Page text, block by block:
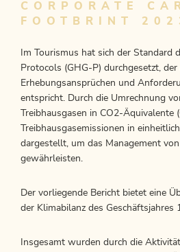
CORPORATE
FOOTBRINT
Im Tourismus hat sich der Standard
Protocols (GHG-P) durchgesetzt, der
Erhebungsansprüchen und
entspricht. Durch die Umrechnung
Treibhausgasen in CO2-Äquivalente
Treibhausgasemissionen in
dargestellt, um das Management
gewährleisten.
Der vorliegende Bericht bietet eine
der Klimabilanz des Geschäftsjahres
Insgesamt wurden durch die